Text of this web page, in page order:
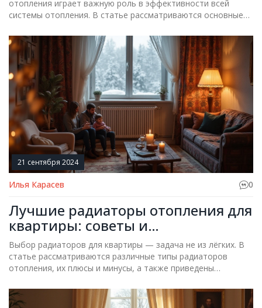
отопления играет важную роль в эффективности всей
системы отопления. В статье рассматриваются основные
также важные рекомендации по выбору труб для
отопления.
21 сентября 2024
Илья Карасев 0
Лучшие радиаторы отопления для
квартиры: советы и
рекомендации
Выбор радиаторов для квартиры — задача не из лёгких. В
статье рассматриваются различные типы радиаторов
отопления, их плюсы и минусы, а также приведены